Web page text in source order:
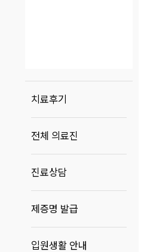
치료후기
전체 의료진
진료상담
제증명 발급
입원생활 안내